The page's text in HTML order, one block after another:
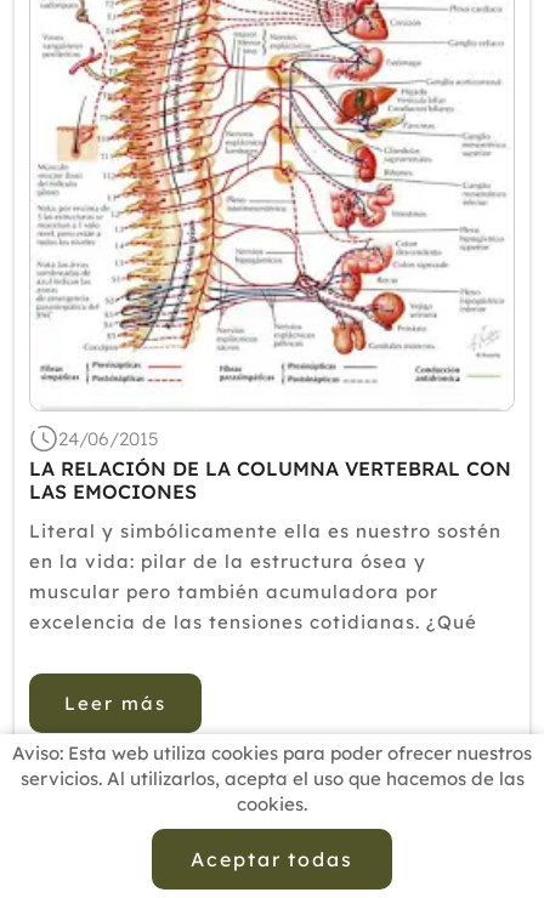
24/06/2015
LA RELACIÓN DE LA COLUMNA VERTEBRAL CON
LAS EMOCIONES
Literal y simbólicamente ella es nuestro sostén
en la vida: pilar de la estructura ósea y
muscular pero también acumuladora por
excelencia de las tensiones cotidianas. ¿Qué
Responden los especialistas.La interconexión en
la columna vertebral, inte...
Leer más
Aviso: Esta web utiliza cookies para poder ofrecer nuestros
servicios. Al utilizarlos, acepta el uso que hacemos de las
cookies.
Aceptar todas
BUSCADOR PROFESIONALES
ESCUELAS RECOMENDADAS
CONTACTO